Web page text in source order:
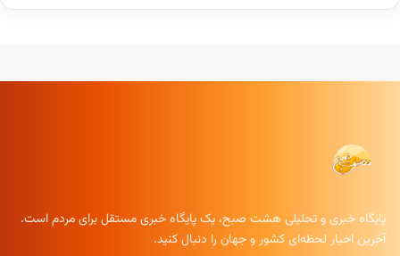
پایگاه خبری و تحلیلی هشت صبح، یک پایگاه خبری مستقل برای مردم است.
آخرین اخبار لحظه‌ای کشور و جهان را دنبال کنید.